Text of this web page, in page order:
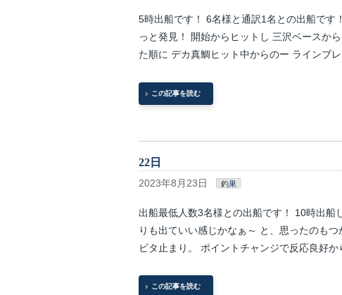
5時出船です！ 6名様と通訳1名との出船です
っと発見！ 開始からヒットし 三沢ベースか
た順に デカ真鯛ヒット中からのー ラインブ
この記事を読む
22日
2023年8月23日 釣果
出船最低人数3名様との出船です！ 10時出船
りも出ていい感じかなぁ～ と、思ったのも
ビタ止まり。 ポイントチャンジで反応良好
この記事を読む